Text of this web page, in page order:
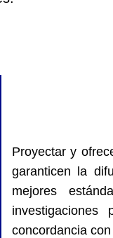
Proyectar y
garanticen la
mejores
concordancia